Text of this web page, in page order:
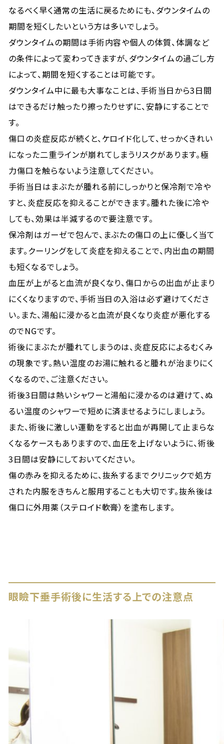
なるべく早く通常の生活に戻るためにも、ダウンタイムの
期間を短くしたいという方は多いでしょう。
ダウンタイムの期間は手術内容や個人の体質、体調など
の条件によって変わってきますが、ダウンタイムの過ごし方
によって、期間を短くすることは可能です。
ダウンタイム中に最も大事なことは、手術当日から3日間
はできるだけ触ったり擦ったりせずに、安静にすることで
す。
傷口の炎症反応が続くと、ケロイド化して、せっかくきれい
になった二重ラインが崩れてしまうリスクがあります。極
力傷口を触らないよう注意してください。
手術当日はまぶたが腫れる前にしっかりと保冷剤で冷や
すと、炎症反応を抑えることができます。腫れた後に冷や
しても、効果は半減するので要注意です。
保冷剤はガーゼで包んで、まぶたの傷口の上に優しく当て
ます。クーリングをして炎症を抑えることで、内出血の期間
も短くなるでしょう。
血圧が上がると血流が良くなり、傷口からの出血が止まり
にくくなりますので、手術当日の入浴は必ず避けてくださ
い。また、湯船に浸かると血流が良くなり炎症が悪化する
のでNGです。
術後にまぶたが腫れてしまうのは、炎症反応によるむくみ
の現象です。熱い温度のお湯に触れると腫れが治まりにく
くなるので、ご注意ください。
術後3日間は熱いシャワーと湯船に浸かるのは避けて、ぬ
るい温度のシャワーで短めに済ませるようにしましょう。
また、術後に激しい運動をすると出血が再開して止まらな
くなるケースもありますので、血圧を上げないように、術後
3日間は安静にしておいてください。
傷の赤みを抑えるために、抜糸するまでクリニックで処方
された内服をきちんと服用することも大切です。抜糸後は
傷口に外用薬（ステロイド軟膏）を塗布します。
眼瞼下垂手術後に生活する上での注意点